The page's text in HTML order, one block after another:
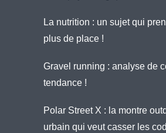
La nutrition : un sujet qui
plus de place !
Gravel running : analyse de
tendance !
Polar Street X : la montre
urbain qui veut casser les